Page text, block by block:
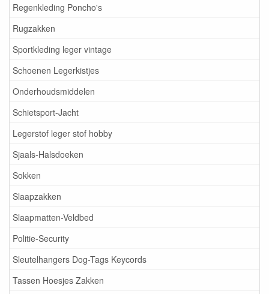
Regenkleding Poncho's
Rugzakken
Sportkleding leger vintage
Schoenen Legerkistjes
Onderhoudsmiddelen
Schietsport-Jacht
Legerstof leger stof hobby
Sjaals-Halsdoeken
Sokken
Slaapzakken
Slaapmatten-Veldbed
Politie-Security
Sleutelhangers Dog-Tags Keycords
Tassen Hoesjes Zakken